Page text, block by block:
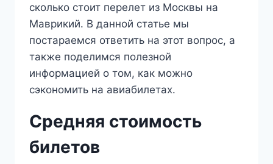
сколько стоит перелет из Москвы на
Маврикий. В данной статье мы
постараемся ответить на этот вопрос, а
также поделимся полезной
информацией о том, как можно
сэкономить на авиабилетах.
Средняя стоимость
билетов